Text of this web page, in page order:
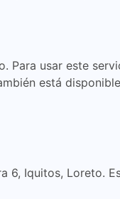
Para usar este
está
6, Iquitos, Loreto.